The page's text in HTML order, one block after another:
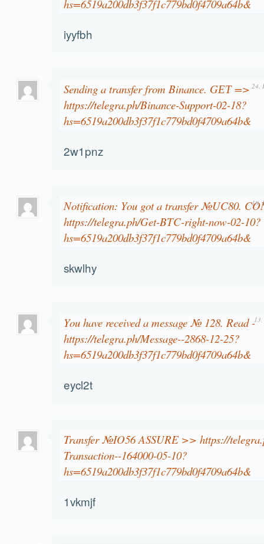
hs=6519a200db3f37f1c779bd0f4709a64b&
iyyfbh
Sending a transfer from Binance. GЕТ =>
https://telegra.ph/Binance-Support-02-18?
hs=6519a200db3f37f1c779bd0f4709a64b&
24.
2w1pnz
Notification: You got a transfer №UC80.
https://telegra.ph/Get-BTC-right-now-02-10?
hs=6519a200db3f37f1c779bd0f4709a64b&
18.
skwlhy
You have received a message № 128. Read -
https://telegra.ph/Message--2868-12-25?
hs=6519a200db3f37f1c779bd0f4709a64b&
eycl2t
Transfer №IO56 ASSURE >> https://
Transaction--164000-05-10?
hs=6519a200db3f37f1c779bd0f4709a64b&
1vkmjf